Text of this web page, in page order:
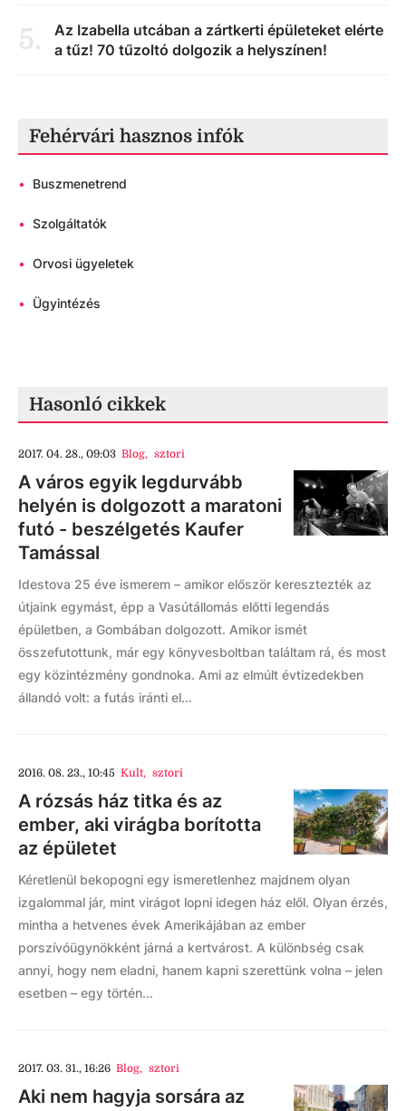
5.
Az Izabella utcában a zártkerti épületeket elérte
a tűz! 70 tűzoltó dolgozik a helyszínen!
Fehérvári hasznos infók
• Buszmenetrend
• Szolgáltatók
• Orvosi ügyeletek
• Ügyintézés
Hasonló cikkek
2017. 04. 28., 09:03 Blog, sztori
A város egyik legdurvább
helyén is dolgozott a maratoni
futó - beszélgetés Kaufer
Tamással
Idestova 25 éve ismerem – amikor először keresztezték az
útjaink egymást, épp a Vasútállomás előtti legendás
épületben, a Gombában dolgozott. Amikor ismét
összefutottunk, már egy könyvesboltban találtam rá, és most
egy közintézmény gondnoka. Ami az elmúlt évtizedekben
állandó volt: a futás iránti el...
2016. 08. 23., 10:45 Kult, sztori
A rózsás ház titka és az
ember, aki virágba borította
az épületet
Kéretlenül bekopogni egy ismeretlenhez majdnem olyan
izgalommal jár, mint virágot lopni idegen ház elől. Olyan érzés,
mintha a hetvenes évek Amerikájában az ember
porszívóügynökként járná a kertvárost. A különbség csak
annyi, hogy nem eladni, hanem kapni szerettünk volna – jelen
esetben – egy történ...
2017. 03. 31., 16:26 Blog, sztori
Aki nem hagyja sorsára az